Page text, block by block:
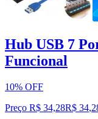
Hub USB 7
Funcional
10% OFF
Preço R$ 34,28R$ 34,